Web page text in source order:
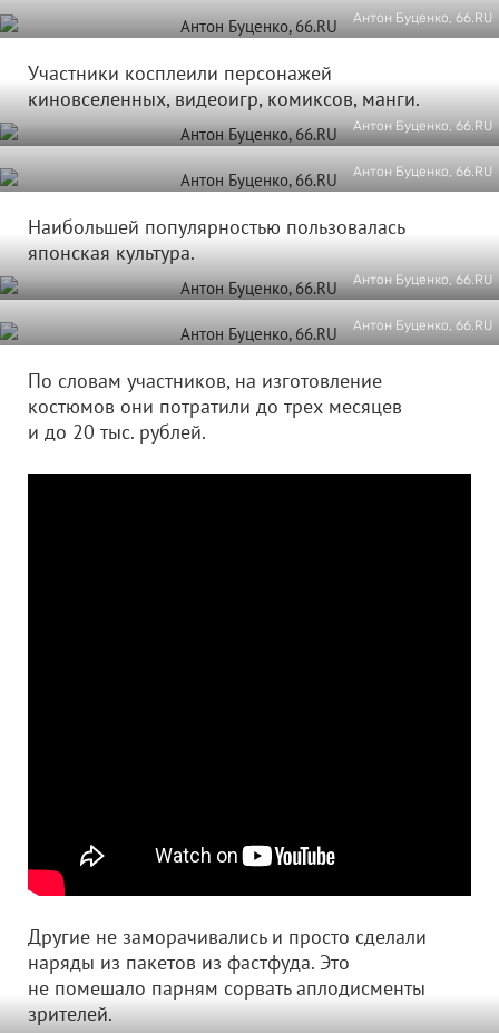
Антон Буценко, 66.RU
Участники косплеили персонажей
киновселенных, видеоигр, комиксов, манги.
Антон Буценко, 66.RU
Антон Буценко, 66.RU
Наибольшей популярностью пользовалась
японская культура.
Антон Буценко, 66.RU
Антон Буценко, 66.RU
По словам участников, на изготовление
костюмов они потратили до трех месяцев
и до 20 тыс. рублей.
Другие не заморачивались и просто сделали
наряды из пакетов из фастфуда. Это
не помешало парням сорвать аплодисменты
зрителей.